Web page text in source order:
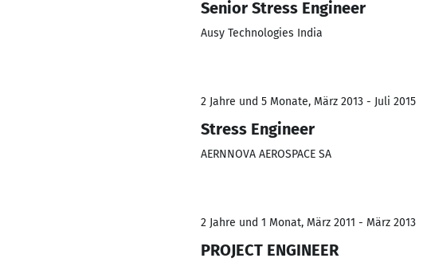
Senior Stress Engineer
Ausy Technologies India
2 Jahre und 5 Monate, März 2013 - Juli 2015
Stress Engineer
AERNNOVA AEROSPACE SA
2 Jahre und 1 Monat, März 2011 - März 2013
PROJECT ENGINEER